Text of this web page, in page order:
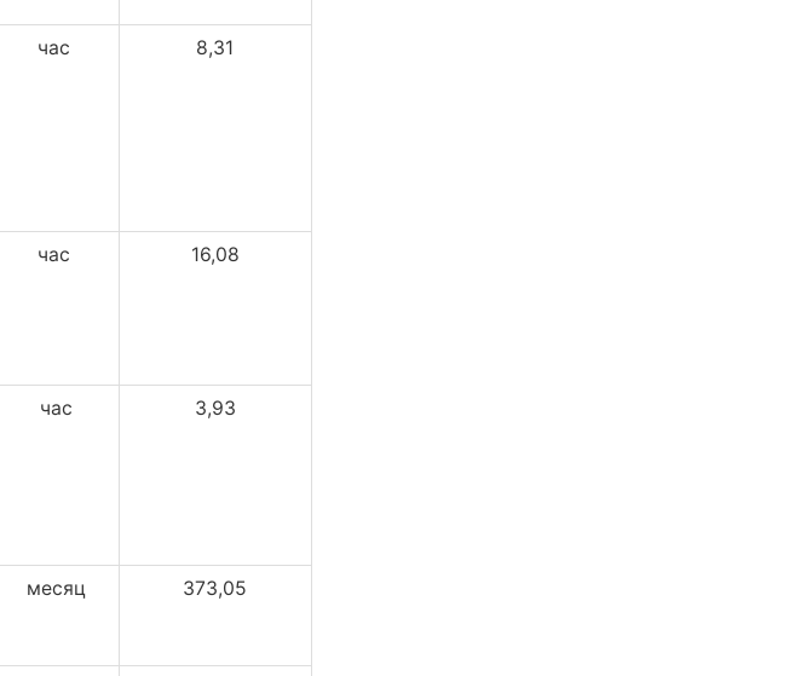
час 8,31
час 16,08
час 3,93
месяц 373,05